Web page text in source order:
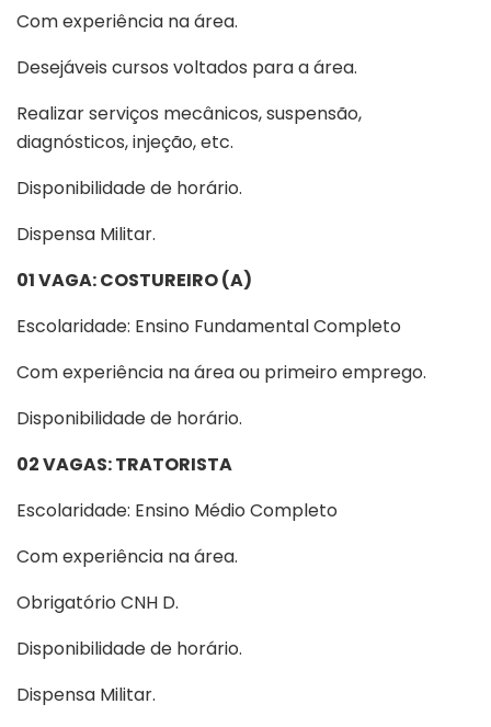
Com experiência na área.
Desejáveis cursos voltados para a área.
Realizar serviços mecânicos, suspensão,
diagnósticos, injeção, etc.
Disponibilidade de horário.
Dispensa Militar.
01 VAGA: COSTUREIRO (A)
Escolaridade: Ensino Fundamental Completo
Com experiência na área ou primeiro emprego.
Disponibilidade de horário.
02 VAGAS: TRATORISTA
Escolaridade: Ensino Médio Completo
Com experiência na área.
Obrigatório CNH D.
Disponibilidade de horário.
Dispensa Militar.